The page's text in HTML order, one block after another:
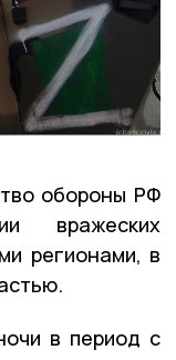
обороны РФ
вражеских
регионами, в
в период с